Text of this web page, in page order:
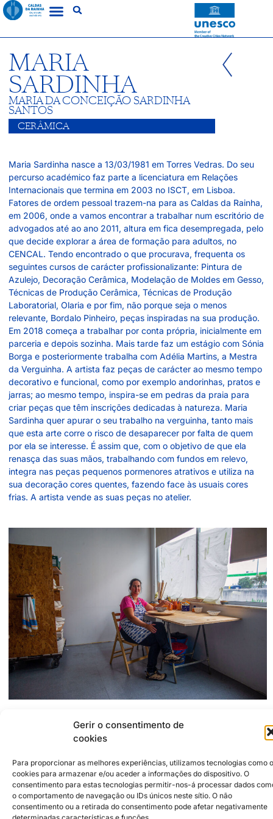
Gerir o consentimento de
cookies
Para proporcionar as melhores experiências, utilizamos tecnologias como
cookies para armazenar e/ou aceder a informações do dispositivo. O
consentimento para estas tecnologias permitir-nos-á processar dados
o comportamento de navegação ou IDs únicos neste sítio. O não
consentimento ou a retirada do consentimento pode afetar negativamente
MARIA
SARDINHA
MARIA DA CONCEIÇÃO SARDINHA
SANTOS
CERÂMICA
Maria Sardinha nasce a 13/03/1981 em Torres Vedras. Do seu
percurso académico faz parte a licenciatura em Relações
Internacionais que termina em 2003 no ISCT, em Lisboa.
Fatores de ordem pessoal trazem-na para as Caldas da Rainha,
em 2006, onde a vamos encontrar a trabalhar num escritório de
advogados até ao ano 2011, altura em fica desempregada, pelo
que decide explorar a área de formação para adultos, no
CENCAL. Tendo encontrado o que procurava, frequenta os
seguintes cursos de carácter profissionalizante: Pintura de
Azulejo, Decoração Cerâmica, Modelação de Moldes em Gesso,
Técnicas de Produção Cerâmica, Técnicas de Produção
Laboratorial, Olaria e por fim, não porque seja o menos
relevante, Bordalo Pinheiro, peças inspiradas na sua produção.
Em 2018 começa a trabalhar por conta própria, inicialmente em
parceria e depois sozinha. Mais tarde faz um estágio com Sónia
Borga e posteriormente trabalha com Adélia Martins, a Mestra
da Verguinha. A artista faz peças de carácter ao mesmo tempo
decorativo e funcional, como por exemplo andorinhas, pratos e
jarras; ao mesmo tempo, inspira-se em pedras da praia para
criar peças que têm inscrições dedicadas à natureza. Maria
Sardinha quer apurar o seu trabalho na verguinha, tanto mais
que esta arte corre o risco de desaparecer por falta de quem
por ela se interesse. É assim que, com o objetivo de que ela
renasça das suas mãos, trabalhando com fundos em relevo,
integra nas peças pequenos pormenores atrativos e utiliza na
sua decoração cores quentes, fazendo face às usuais cores
frias. A artista vende as suas peças no atelier.
Morada do Estúdio:
Caldas da Rainha
maria.sardinha.ceramica@gmail.com
Parceiros Institucionais
2026 © Caldas da Rainha Cidade
Criativa